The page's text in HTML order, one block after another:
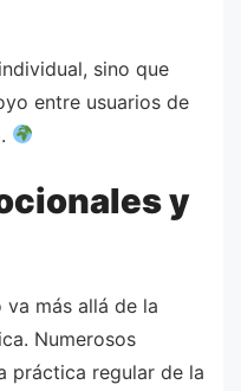
sino que
entre usuarios de
y
más allá de la
Numerosos
práctica regular de la